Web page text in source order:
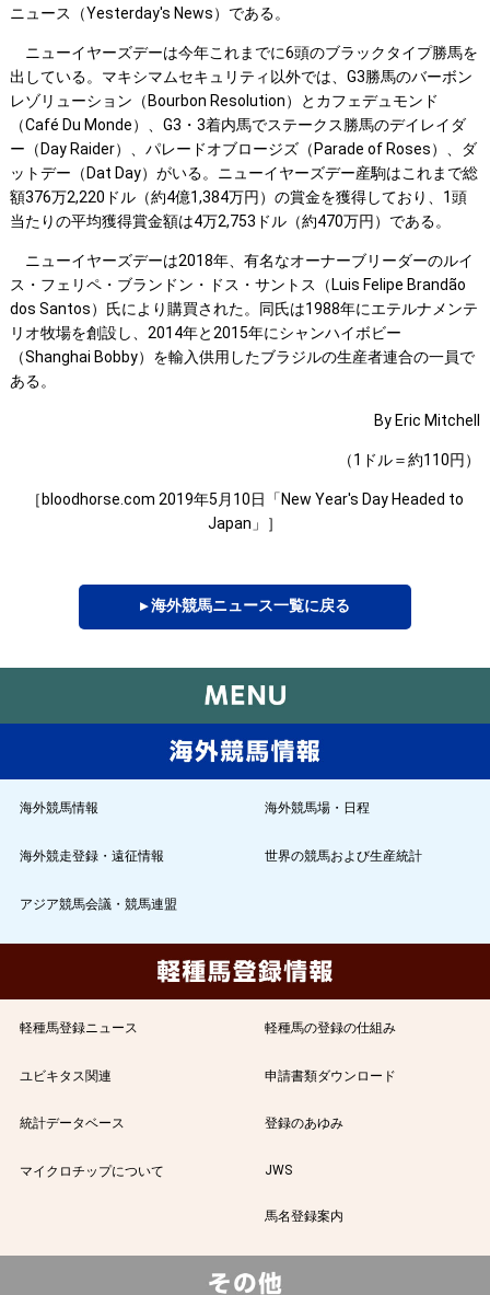
ニュース（Yesterday's News）である。
ニューイヤーズデーは今年これまでに6頭のブラックタイプ勝馬を
出している。マキシマムセキュリティ以外では、G3勝馬のバーボン
レゾリューション（Bourbon Resolution）とカフェデュモンド
（Café Du Monde）、G3・3着内馬でステークス勝馬のデイレイダ
ー（Day Raider）、パレードオブロージズ（Parade of Roses）、ダ
ットデー（Dat Day）がいる。ニューイヤーズデー産駒はこれまで総
額376万2,220ドル（約4億1,384万円）の賞金を獲得しており、1頭
当たりの平均獲得賞金額は4万2,753ドル（約470万円）である。
ニューイヤーズデーは2018年、有名なオーナーブリーダーのルイ
ス・フェリペ・ブランドン・ドス・サントス（Luis Felipe Brandão
dos Santos）氏により購買された。同氏は1988年にエテルナメンテ
リオ牧場を創設し、2014年と2015年にシャンハイボビー
（Shanghai Bobby）を輸入供用したブラジルの生産者連合の一員で
ある。
By Eric Mitchell
（1ドル＝約110円）
［bloodhorse.com 2019年5月10日「New Year's Day Headed to
Japan」］
▸ 海外競馬ニュース一覧に戻る
海外競馬情報 海外競馬場・日程
海外競走登録・遠征情報 世界の競馬および生産統計
アジア競馬会議・競馬連盟
軽種馬登録ニュース 軽種馬の登録の仕組み
ユビキタス関連 申請書類ダウンロード
統計データベース 登録のあゆみ
マイクロチップについて JWS
馬名登録案内